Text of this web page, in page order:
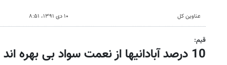
عناوین کل ۱۰ دی ۱۳۹۱، ۸:۵۱
قیم:
10 درصد آبادانیها از نعمت سواد بی بهره اند